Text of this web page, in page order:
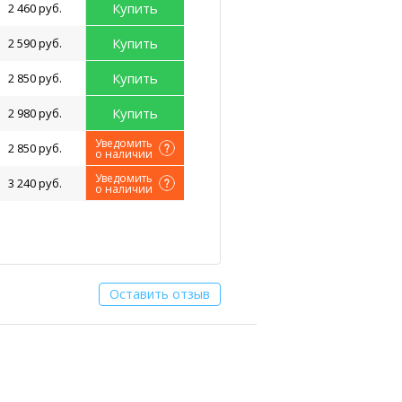
2 460 руб. Купить
2 590 руб. Купить
2 850 руб. Купить
2 980 руб. Купить
2 850 руб. Уведомить
о наличии
3 240 руб. Уведомить
о наличии
Оставить отзыв